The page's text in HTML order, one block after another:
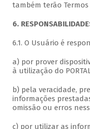
também terão
6.
6.1. O Usuário é
a) por prover
à utilização do
b) pela veracidade,
informações
omissão ou erros
c) por utilizar as